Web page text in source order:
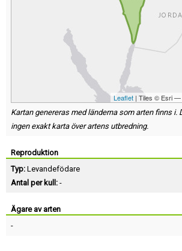
Leaflet | Tiles © Esri —
Kartan genereras med länderna som arten finns i.
ingen exakt karta över artens utbredning.
Reproduktion
Typ: Levandefödare
Antal per kull: -
Ägare av arten
-